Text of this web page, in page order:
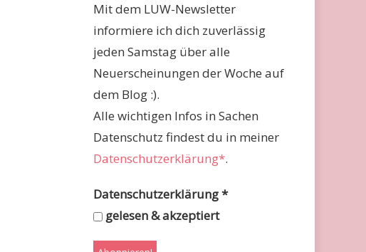
Mit dem LUW-Newsletter
informiere ich dich zuverlässig
jeden Samstag über alle
Neuerscheinungen der Woche auf
dem Blog :).
Alle wichtigen Infos in Sachen
Datenschutz findest du in meiner
Datenschutzerklärung*.
Datenschutzerklärung*
gelesen & akzeptiert